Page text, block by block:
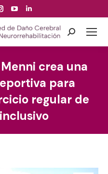
Instagram
page
opens
in
window
YouTube
page
opens
in
window
page
opens
in
window
Search:
crea una
para
regular de